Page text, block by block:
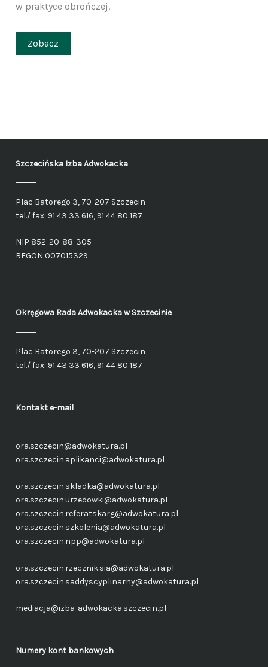
w praktyce obrończej.
Zobacz
Szczecińska Izba Adwokacka
Plac Batorego 3, 70-207 Szczecin
tel./ fax: 91 43 33 616, 91 44 80 187
NIP 852-20-88-305
REGON 007015329
Okręgowa Rada Adwokackaw Szczecinie
Plac Batorego 3, 70-207 Szczecin
tel./ fax: 91 43 33 616, 91 44 80 187
Kontakt e-mail
ora.szczecin@adwokatura.pl
ora.szczecin.aplikanci@adwokatura.pl
ora.szczecin.skladka@adwokatura.pl
ora.szczecin.urzedowki@adwokatura.pl
ora.szczecin.referatskarg@adwokatura.pl
ora.szczecin.szkolenia@adwokatura.pl
ora.szczecin.npp@adwokatura.pl
ora.szczecin.rzecznik.sia@adwokatura.pl
ora.szczecin.saddyscyplinarny@adwokatura.pl
mediacja@izba-adwokacka.szczecin.pl
Numery kont bankowych